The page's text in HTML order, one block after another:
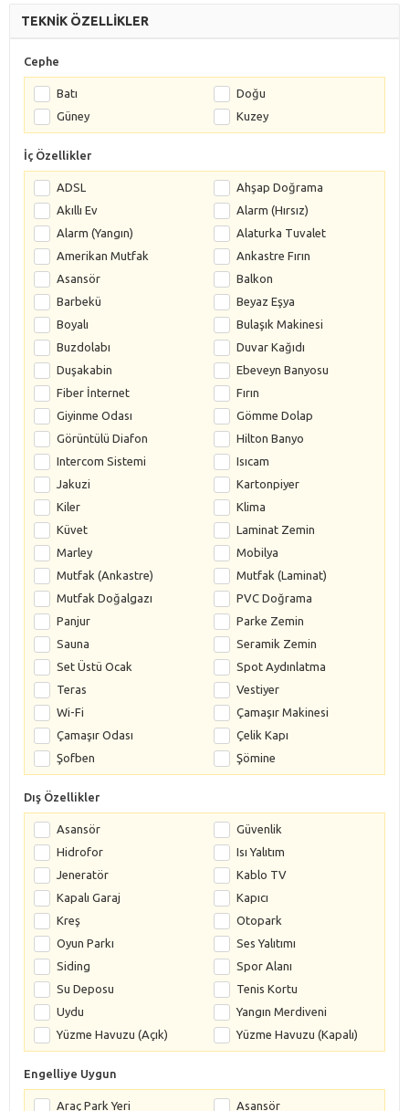
TEKNİK ÖZELLİKLER
Cephe
Batı
Doğu
Güney
Kuzey
İç Özellikler
ADSL
Ahşap Doğrama
Akıllı Ev
Alarm (Hırsız)
Alarm (Yangın)
Alaturka Tuvalet
Amerikan Mutfak
Ankastre Fırın
Asansör
Balkon
Barbekü
Beyaz Eşya
Boyalı
Bulaşık Makinesi
Buzdolabı
Duvar Kağıdı
Duşakabin
Ebeveyn Banyosu
Fiber İnternet
Fırın
Giyinme Odası
Gömme Dolap
Görüntülü Diafon
Hilton Banyo
Intercom Sistemi
Isıcam
Jakuzi
Kartonpiyer
Kiler
Klima
Küvet
Laminat Zemin
Marley
Mobilya
Mutfak (Ankastre)
Mutfak (Laminat)
Mutfak Doğalgazı
PVC Doğrama
Panjur
Parke Zemin
Sauna
Seramik Zemin
Set Üstü Ocak
Spot Aydınlatma
Teras
Vestiyer
Wi-Fi
Çamaşır Makinesi
Çamaşır Odası
Çelik Kapı
Şofben
Şömine
Dış Özellikler
Asansör
Güvenlik
Hidrofor
Isı Yalıtım
Jeneratör
Kablo TV
Kapalı Garaj
Kapıcı
Kreş
Otopark
Oyun Parkı
Ses Yalıtımı
Siding
Spor Alanı
Su Deposu
Tenis Kortu
Uydu
Yangın Merdiveni
Yüzme Havuzu (Açık)
Yüzme Havuzu (Kapalı)
Engelliye Uygun
Araç Park Yeri Asansör